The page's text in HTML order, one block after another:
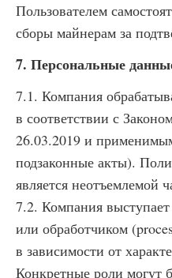
Пользователем
сборы майнерам за
7. Персональные
7.1. Компания
в соответствии с
26.03.2019 и
подзаконные акты).
является неотъемлемой
7.2. Компания
или обработчиком
в зависимости от
Конкретные роли могут